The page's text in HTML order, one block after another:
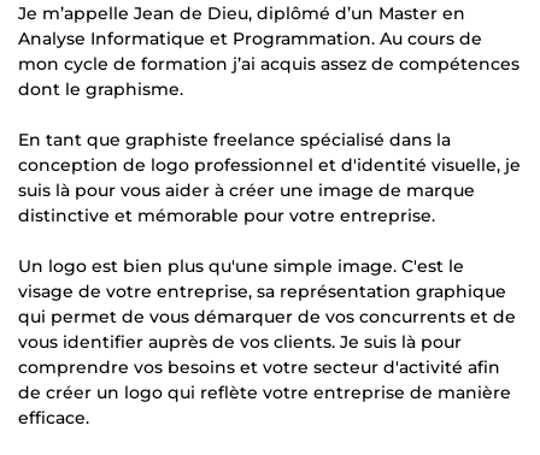
Je m’appelle Jean de Dieu, diplômé d’un Master en
Analyse Informatique et Programmation. Au cours de
mon cycle de formation j’ai acquis assez de compétences
dont le graphisme.
En tant que graphiste freelance spécialisé dans la
conception de logo professionnel et d'identité visuelle, je
suis là pour vous aider à créer une image de marque
distinctive et mémorable pour votre entreprise.
Un logo est bien plus qu'une simple image. C'est le
visage de votre entreprise, sa représentation graphique
qui permet de vous démarquer de vos concurrents et de
vous identifier auprès de vos clients. Je suis là pour
comprendre vos besoins et votre secteur d'activité afin
de créer un logo qui reflète votre entreprise de manière
efficace.